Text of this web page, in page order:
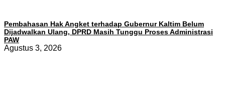
Pembahasan Hak Angket terhadap Gubernur Kaltim Belum
Dijadwalkan Ulang, DPRD Masih Tunggu Proses Administrasi
PAW
Agustus 3, 2026